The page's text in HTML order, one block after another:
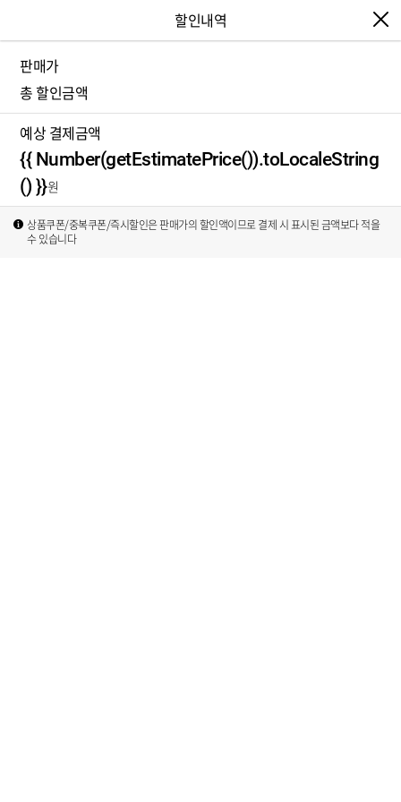
할인내역
판매가
{{ Number(discountInfo.price).toLocaleString
() }}
총 할인금액
{{ Number(getTotalDiscountPrice()).toLocale
String() }}
예상 결제금액
{{ Number(getEstimatePrice()).toLocaleString
() }}
상품쿠폰/중복쿠폰/즉시할인은 판매가의 할인액이므로 결제 시 표시된 금액보다 적을
수 있습니다